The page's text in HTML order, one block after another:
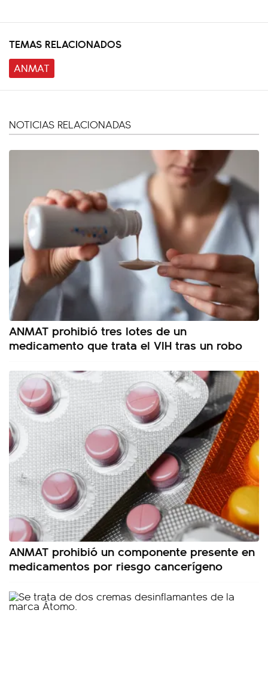
TEMAS RELACIONADOS
ANMAT
NOTICIAS RELACIONADAS
ANMAT prohibió tres lotes de un
medicamento que trata el VIH tras un robo
ANMAT prohibió un componente presente en
medicamentos por riesgo cancerígeno